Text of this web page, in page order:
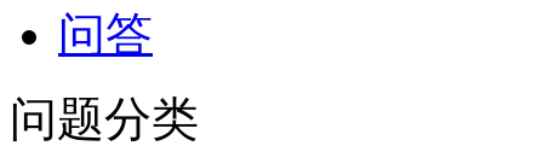
问答
问题分类